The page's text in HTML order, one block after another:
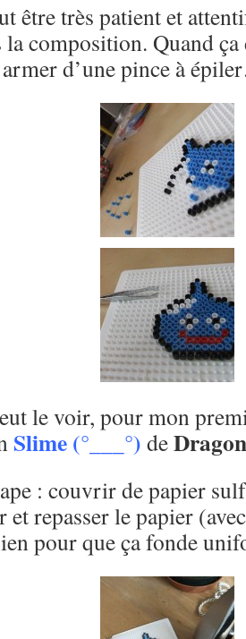
être très patient et
composition. Quand
d’une pince à
le voir, pour mon
Slime (°___°) de
: couvrir de papier
repasser le papier
pour que ça fonde